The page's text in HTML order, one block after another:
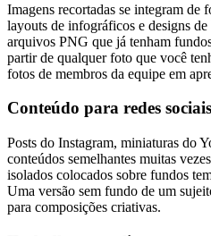
Imagens recortadas se integram de
layouts de infográficos e designs
arquivos PNG que já tenham
partir de qualquer foto que você
fotos de membros da equipe em
Conteúdo para redes sociais
Posts do Instagram, miniaturas do
conteúdos semelhantes muitas
isolados colocados sobre fundos
Uma versão sem fundo de um
para composições criativas.